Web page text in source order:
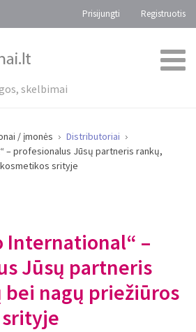
Prisijungti Registruotis
skelbimai
/ įmonės
Distributoriai
– profesionalus Jūsų partneris rankų,
srityje
International“ –
Jūsų partneris
bei nagų priežiūros